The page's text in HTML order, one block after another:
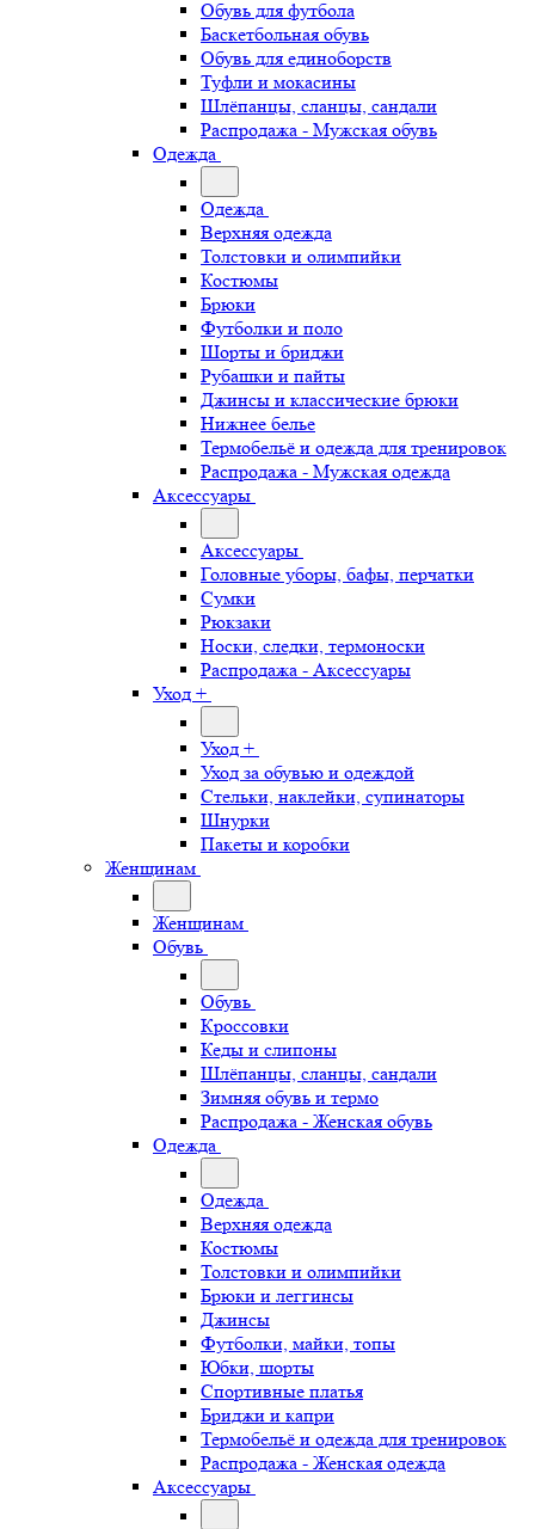
Обувь для футбола
Баскетбольная обувь
Обувь для единоборств
Туфли и мокасины
Шлёпанцы, сланцы, сандали
Распродажа - Мужская обувь
Одежда
Одежда
Верхняя одежда
Толстовки и олимпийки
Костюмы
Брюки
Футболки и поло
Шорты и бриджи
Рубашки и пайты
Джинсы и классические брюки
Нижнее белье
Термобельё и одежда для тренировок
Распродажа - Мужская одежда
Аксессуары
Аксессуары
Головные уборы, бафы, перчатки
Сумки
Рюкзаки
Носки, следки, термоноски
Распродажа - Аксессуары
Уход +
Уход +
Уход за обувью и одеждой
Стельки, наклейки, супинаторы
Шнурки
Пакеты и коробки
Женщинам
Женщинам
Обувь
Обувь
Кроссовки
Кеды и слипоны
Шлёпанцы, сланцы, сандали
Зимняя обувь и термо
Распродажа - Женская обувь
Одежда
Одежда
Верхняя одежда
Костюмы
Толстовки и олимпийки
Брюки и леггинсы
Джинсы
Футболки, майки, топы
Юбки, шорты
Спортивные платья
Бриджи и капри
Термобельё и одежда для тренировок
Распродажа - Женская одежда
Аксессуары